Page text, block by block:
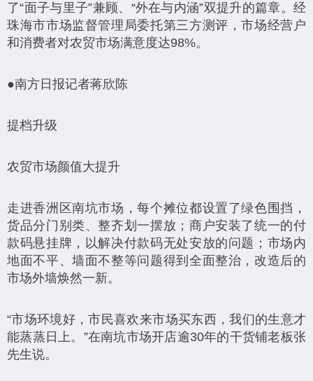
了“面子与里子”兼顾、“外在与内涵”双提升的篇章。经
珠海市市场监督管理局委托第三方测评，市场经营户
和消费者对农贸市场满意度达98%。
●南方日报记者蒋欣陈
提档升级
农贸市场颜值大提升
走进香洲区南坑市场，每个摊位都设置了绿色围挡，
货品分门别类、整齐划一摆放；商户安装了统一的付
款码悬挂牌，以解决付款码无处安放的问题；市场内
地面不平、墙面不整等问题得到全面整治，改造后的
市场外墙焕然一新。
“市场环境好，市民喜欢来市场买东西，我们的生意才
能蒸蒸日上。”在南坑市场开店逾30年的干货铺老板张
先生说。